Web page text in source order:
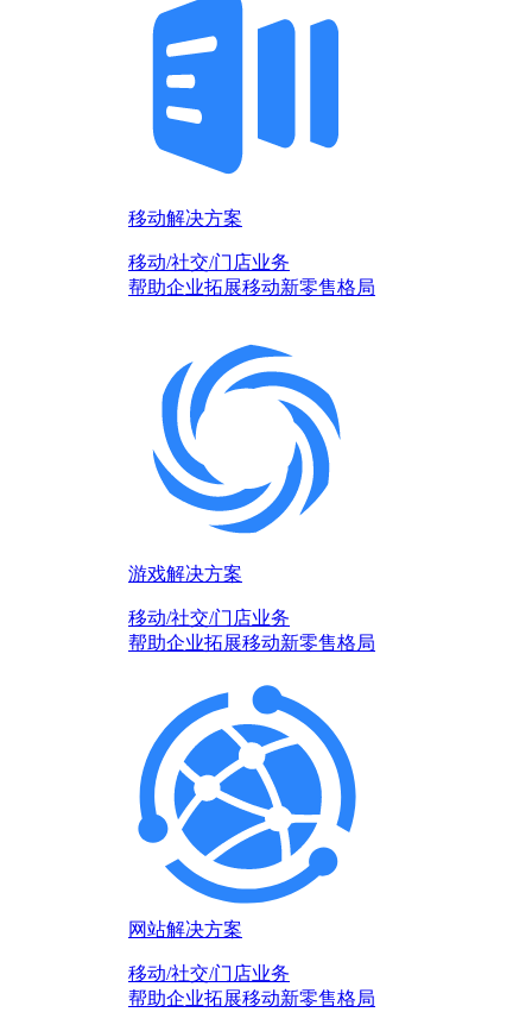
移动解决方案
移动/社交/门店业务
帮助企业拓展移动新零售格局
游戏解决方案
移动/社交/门店业务
帮助企业拓展移动新零售格局
网站解决方案
移动/社交/门店业务
帮助企业拓展移动新零售格局